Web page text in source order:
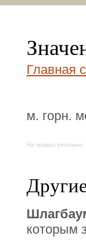
Главная
м. горн.
На правах рекламы:
которым